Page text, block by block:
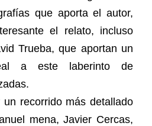
que aporta el autor,
el relato, incluso
Trueba, que aportan un
a este laberinto de
recorrido más detallado
mena, Javier Cercas,